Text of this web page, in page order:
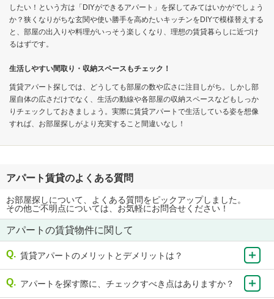
したい！という方は「DIYができるアパート」を探してみてはいかがでしょう
か？狭くなりがちな玄関や使い勝手を高めたいキッチンをDIYで模様替えする
と、部屋の出入りや料理がいっそう楽しくなり、理想の賃貸暮らしに近づけ
るはずです。
生活しやすい間取り・収納スペースもチェック！
賃貸アパート探しでは、どうしても部屋の数や広さに注目しがち。しかし部
屋自体の広さだけでなく、生活の動線や各部屋の収納スペースなどもしっか
りチェックしておきましょう。実際に賃貸アパートで生活している姿を想像
すれば、お部屋探しがより充実すること間違いなし！
アパート賃貸のよくある質問
お部屋探しについて、よくある質問をピックアップしました。
その他ご不明点については、お気軽にお問合せください！
アパートの賃貸物件に関して
賃貸アパートのメリットとデメリットは？
アパートを探す際に、チェックすべき点はありますか？